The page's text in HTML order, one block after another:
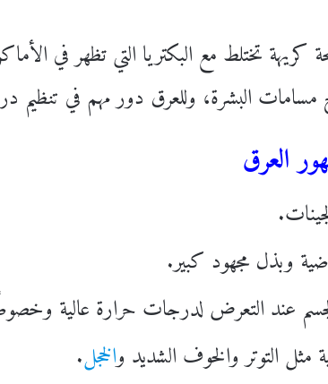
تختلط مع البكتريا التي تظهر في
مسامات البشرة، وللعرق دور مهم في تنظيم
العرق
وبذل مجهود كبير.
عند التعرض لدرجات حرارة عالية
مثل التوتر والخوف الشديد والخجل.